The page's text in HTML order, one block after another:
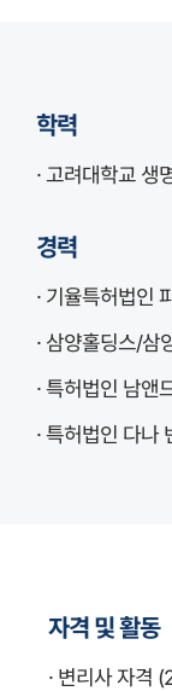
학력
· 고려대학교 생
경력
· 기율특허법인
· 삼양홀딩스/
· 특허법인 남앤
· 특허법인 다나
자격 및 활동
· 변리사 자격